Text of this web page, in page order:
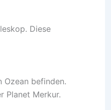
Diese
Ozean befinden.
Planet Merkur.